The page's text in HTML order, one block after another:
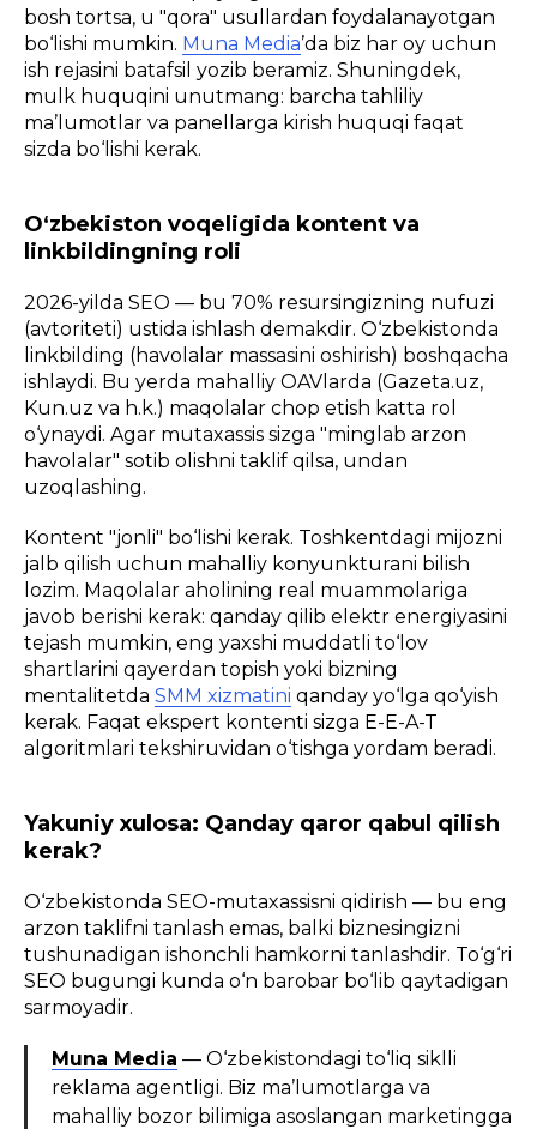
bosh tortsa, u "qora" usullardan foydalanayotgan
bo‘lishi mumkin. Muna Media’da biz har oy uchun
ish rejasini batafsil yozib beramiz. Shuningdek,
mulk huquqini unutmang: barcha tahliliy
ma’lumotlar va panellarga kirish huquqi faqat
sizda bo‘lishi kerak.
O‘zbekiston voqeligida kontent va
linkbildingning roli
2026-yilda SEO — bu 70% resursingizning nufuzi
(avtoriteti) ustida ishlash demakdir. O‘zbekistonda
linkbilding (havolalar massasini oshirish) boshqacha
ishlaydi. Bu yerda mahalliy OAVlarda (Gazeta.uz,
Kun.uz va h.k.) maqolalar chop etish katta rol
o‘ynaydi. Agar mutaxassis sizga "minglab arzon
havolalar" sotib olishni taklif qilsa, undan
uzoqlashing.
Kontent "jonli" bo‘lishi kerak. Toshkentdagi mijozni
jalb qilish uchun mahalliy konyunkturani bilish
lozim. Maqolalar aholining real muammolariga
javob berishi kerak: qanday qilib elektr energiyasini
tejash mumkin, eng yaxshi muddatli to‘lov
shartlarini qayerdan topish yoki bizning
mentalitetda SMM xizmatini qanday yo‘lga qo‘yish
kerak. Faqat ekspert kontenti sizga E-E-A-T
algoritmlari tekshiruvidan o‘tishga yordam beradi.
Yakuniy xulosa: Qanday qaror qabul qilish
kerak?
O‘zbekistonda SEO-mutaxassisni qidirish — bu eng
arzon taklifni tanlash emas, balki biznesingizni
tushunadigan ishonchli hamkorni tanlashdir. To‘g‘ri
SEO bugungi kunda o‘n barobar bo‘lib qaytadigan
sarmoyadir.
Muna Media — O‘zbekistondagi to‘liq siklli
reklama agentligi. Biz ma’lumotlarga va
mahalliy bozor bilimiga asoslangan marketingga